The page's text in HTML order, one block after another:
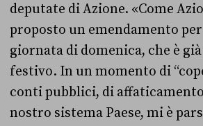
deputate di Azione. «Come
proposto un emendamento
giornata di domenica, che è
festivo. In un momento di
conti pubblici, di
nostro sistema Paese, mi è